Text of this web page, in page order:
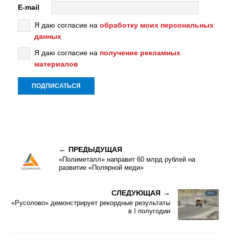
E-mail
Я даю согласие на обработку моих персональных
данных
Я даю согласие на получение рекламных
материалов
ПРЕДЫДУЩАЯ
«Полиметалл» направит 60 млрд рублей на
развитие «Полярной меди»
СЛЕДУЮЩАЯ
«Русолово» демонстрирует рекордные результаты
в I полугодии